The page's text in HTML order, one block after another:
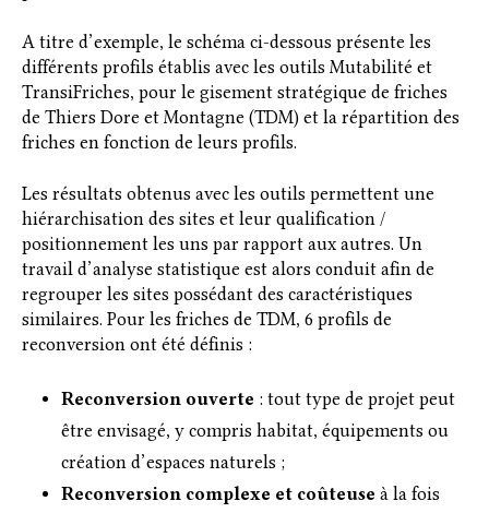
A titre d’exemple, le schéma ci-dessous présente les
différents profils établis avec les outils Mutabilité et
TransiFriches, pour le gisement stratégique de friches
de Thiers Dore et Montagne (TDM) et la répartition des
friches en fonction de leurs profils.
Les résultats obtenus avec les outils permettent une
hiérarchisation des sites et leur qualification /
positionnement les uns par rapport aux autres. Un
travail d’analyse statistique est alors conduit afin de
regrouper les sites possédant des caractéristiques
similaires. Pour les friches de TDM, 6 profils de
reconversion ont été définis :
Reconversion ouverte : tout type de projet peut
être envisagé, y compris habitat, équipements ou
création d’espaces naturels ;
Reconversion complexe et coûteuse à la fois